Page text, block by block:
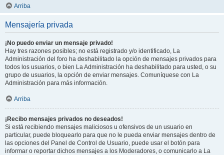
Arriba
Mensajería privada
¡No puedo enviar un mensaje privado!
Hay tres razones posibles; no está registrado y/o identificado, La
Administración del foro ha deshabilitado la opción de mensajes privados para
todos los usuarios, o bien La Administración ha deshabilitado para usted, o su
grupo de usuarios, la opción de enviar mensajes. Comuníquese con La
Administración para más información.
Arriba
¡Recibo mensajes privados no deseados!
Si está recibiendo mensajes maliciosos u ofensivos de un usuario en
particular, puede bloquearlo para que no le pueda enviar mensajes dentro de
las opciones del Panel de Control de Usuario, puede usar el botón para
informar o reportar dichos mensajes a los Moderadores, o comunicarlo a La